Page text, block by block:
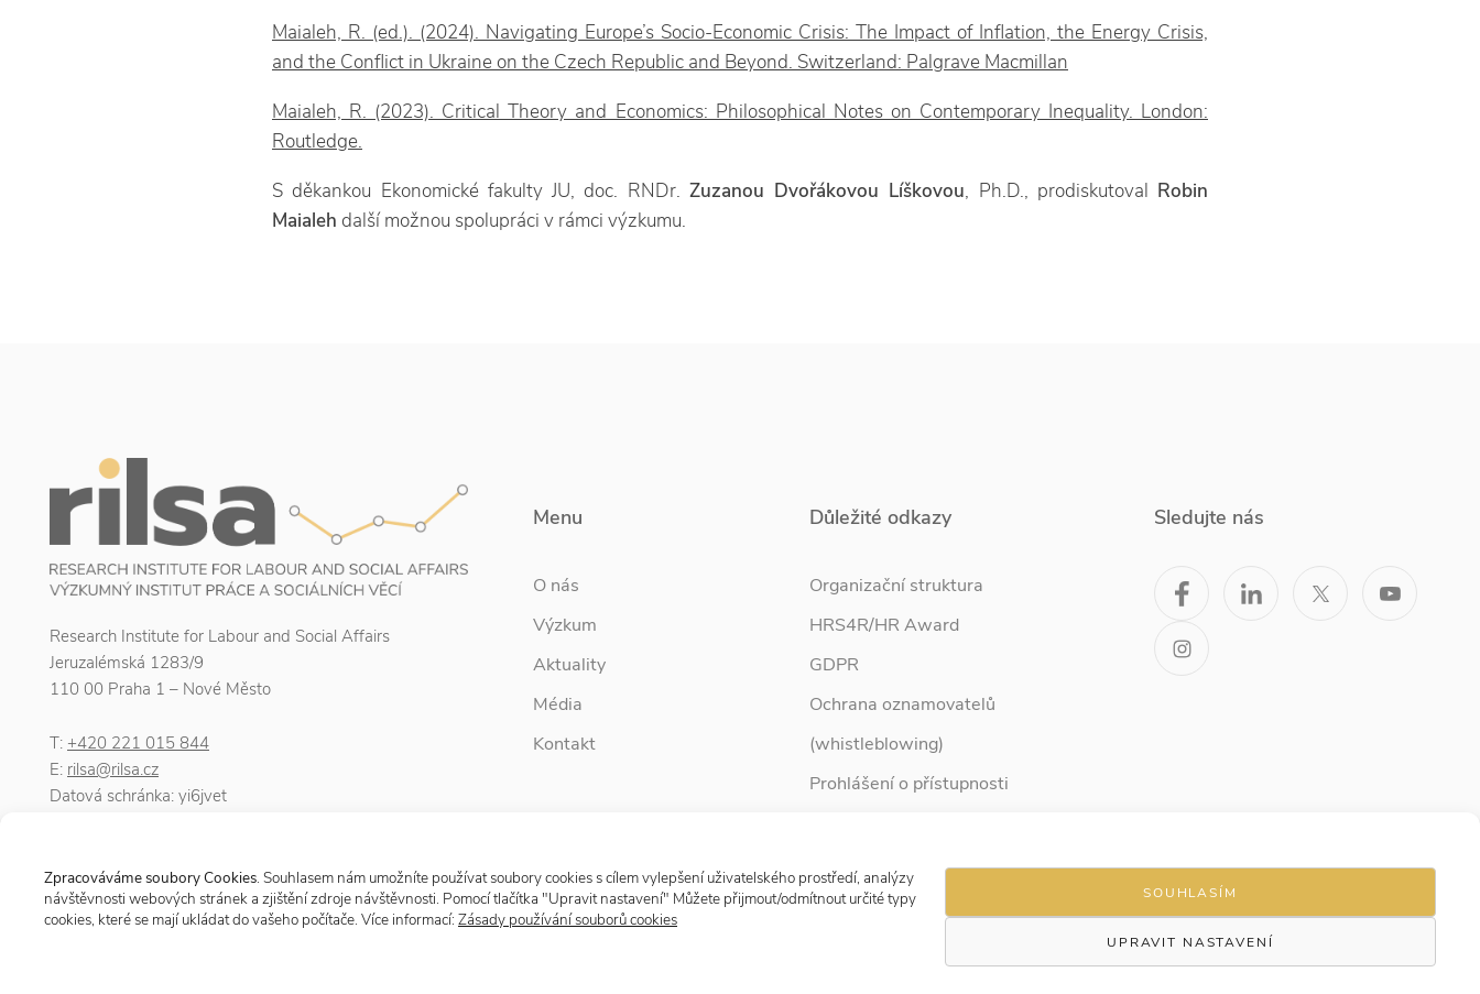
Zpracováváme soubory Cookies. Souhlasem nám umožníte používat soubory cookies s cílem vylepšení uživatelského prostředí, analýzy
návštěvnosti webových stránek a zjištění zdroje návštěvnosti. Pomocí tlačítka "Upravit nastavení" Můžete přijmout/odmítnout určité typy
cookies, které se mají ukládat do vašeho počítače. Více informací: Zásady používání souborů cookies
SOUHLASÍM
UPRAVIT NASTAVENÍ
Maialeh, R. (ed.). (2024). Navigating Europe’s Socio-Economic Crisis: The Impact of Inflation, the Energy Crisis,
and the Conflict in Ukraine on the Czech Republic and Beyond. Switzerland: Palgrave Macmillan
Maialeh, R. (2023). Critical Theory and Economics: Philosophical Notes on Contemporary Inequality. London:
Routledge.
S děkankou Ekonomické fakulty JU, doc. RNDr. Zuzanou Dvořákovou Líškovou, Ph.D., prodiskutoval Robin
Maialeh další možnou spolupráci v rámci výzkumu.
Research Institute for Labour and Social Affairs
Jeruzalémská 1283/9
110 00 Praha 1 – Nové Město
T: +420 221 015 844
E: rilsa@rilsa.cz
Datová schránka: yi6jvet
DIČ: CZ00025950
Menu
O nás
Výzkum
Aktuality
Média
Kontakt
Důležité odkazy
Organizační struktura
HRS4R/HR Award
GDPR
Ochrana oznamovatelů
(whistleblowing)
Prohlášení o přístupnosti
Zpravodaj Rodina
Sledujte nás